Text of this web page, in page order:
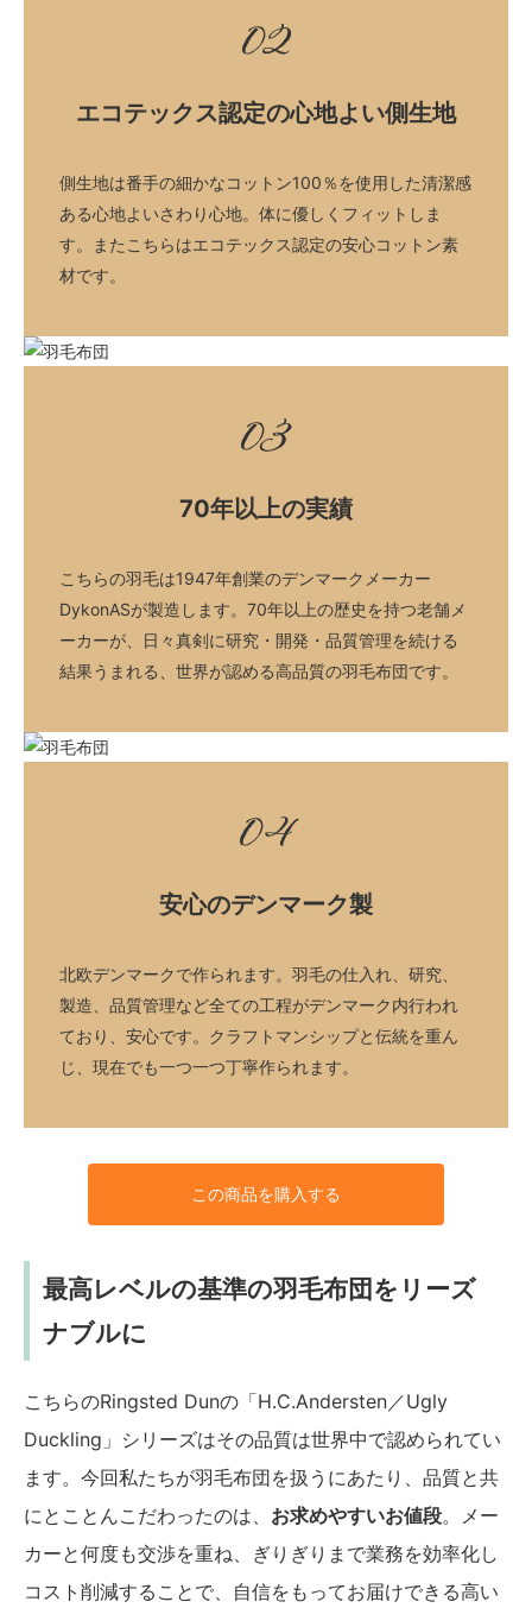
02
エコテックス認定の心地よい側生地
側生地は番手の細かなコットン100％を使用した清潔感
ある心地よいさわり心地。体に優しくフィットしま
す。またこちらはエコテックス認定の安心コットン素
材です。
03
70年以上の実績
こちらの羽毛は1947年創業のデンマークメーカー
DykonASが製造します。70年以上の歴史を持つ老舗メ
ーカーが、日々真剣に研究・開発・品質管理を続ける
結果うまれる、世界が認める高品質の羽毛布団です。
04
安心のデンマーク製
北欧デンマークで作られます。羽毛の仕入れ、研究、
製造、品質管理など全ての工程がデンマーク内行われ
ており、安心です。クラフトマンシップと伝統を重ん
じ、現在でも一つ一つ丁寧作られます。
この商品を購入する
最高レベルの基準の羽毛布団をリーズ
ナブルに
こちらのRingsted Dunの「H.C.Andersten／Ugly
Duckling」シリーズはその品質は世界中で認められてい
ます。今回私たちが羽毛布団を扱うにあたり、品質と共
にとことんこだわったのは、 お求めやすいお値段。メー
カーと何度も交渉を重ね、ぎりぎりまで業務を効率化し
コスト削減することで、自信をもってお届けできる高い